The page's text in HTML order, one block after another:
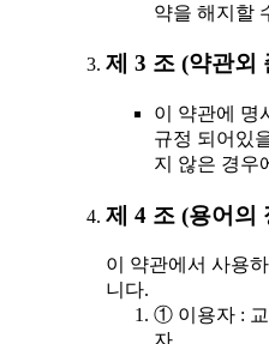
약을 해지할
제 3 조 (약관외
이 약관에 명
규정 되어있
지 않은 경우
제 4 조 (용어의
이 약관에서 사용
니다.
① 이용자 :